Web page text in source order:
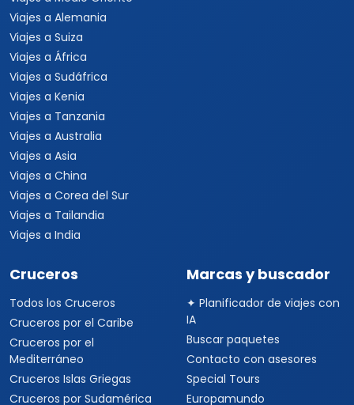
Viajes a Italia
Viajes a España
Viajes a Grecia
Viajes a Turquía
Viajes a Egipto
Viajes a Medio Oriente
Viajes a Alemania
Viajes a Suiza
Viajes a África
Viajes a Sudáfrica
Viajes a Kenia
Viajes a Tanzania
Viajes a Asia
Viajes a China
Viajes a Corea del Sur
Viajes a Tailandia
Viajes a India
Cruceros Marcas y buscador